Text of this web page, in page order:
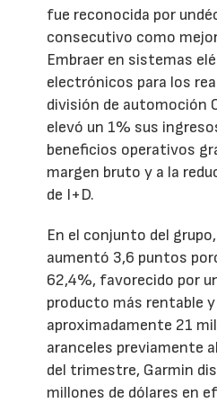
fue reconocida por
consecutivo como
Embraer en sistemas
electrónicos para los
división de automoción
elevó un 1% sus
beneficios operativos
margen bruto y a la
de I+D.
En el conjunto del
aumentó 3,6 puntos
62,4%, favorecido por
producto más rentable
aproximadamente 21
aranceles previamente
del trimestre, Garmin
millones de dólares en